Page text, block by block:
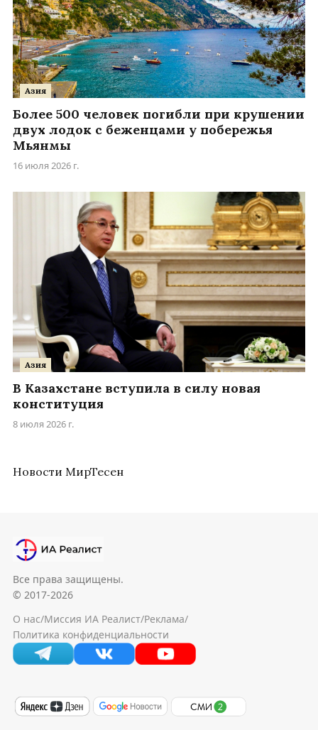
Азия
Более 500 человек погибли при крушении
двух лодок с беженцами у побережья
Мьянмы
16 июля 2026 г.
Азия
В Казахстане вступила в силу новая
конституция
8 июля 2026 г.
Новости МирТесен
Все права защищены.
© 2017-2026
О нас/Миссия ИА Реалист/Реклама/
Политика конфиденциальности